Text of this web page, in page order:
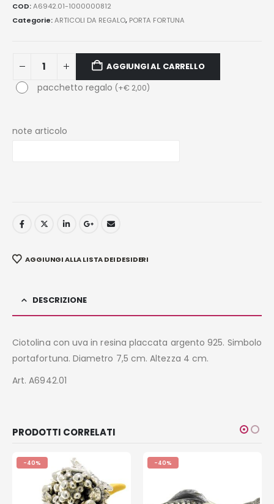
COD:A6942.01-1000000812
Categorie:ARTICOLI DA REGALO, PORTA FORTUNA
AGGIUNGI AL CARRELLO
pacchetto regalo (+€2,00)
note articolo
AGGIUNGI ALLA LISTA DEI DESIDERI
DESCRIZIONE
Ciotolina con uva in resina placcata argento 925. Simbolo
portafortuna. Diametro 7,5 cm. Altezza 4 cm.
Art. A6942.01
PRODOTTI CORRELATI
-40% -40%